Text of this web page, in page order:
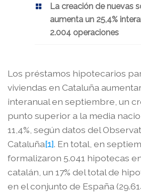
La creación de nuevas
aumenta un 25,4%
2.004 operaciones
Los préstamos hipotecarios
viviendas en Cataluña
interanual en septiembre, un
punto superior a la media
11,4%, según datos del
Cataluña[1]. En total, en
formalizaron 5.041 hipotecas
catalán, un 17% del total de
en el conjunto de España